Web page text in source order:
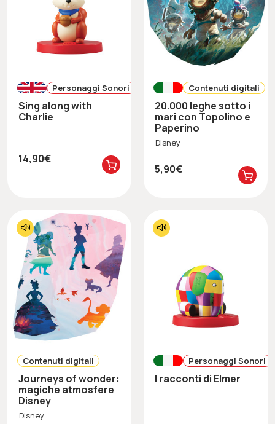
Personaggi Sonori
Sing along with
Charlie
14,90€
Contenuti digitali
20.000 leghe sotto i
mari con Topolino e
Paperino
Disney
5,90€
Contenuti digitali
Journeys of wonder:
magiche atmosfere
Disney
Disney
Personaggi Sonori
I racconti di Elmer